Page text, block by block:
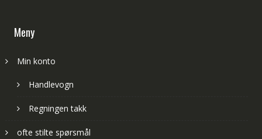
Meny
Min konto
Handlevogn
Regningen takk
ofte stilte spørsmål